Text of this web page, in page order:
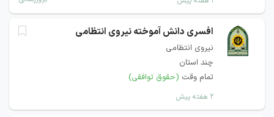
افسری دانش آموخته نیروی انتظامی
نیروی انتظامی
چند استان
تمام وقت (حقوق توافقی)
۲ هفته پیش